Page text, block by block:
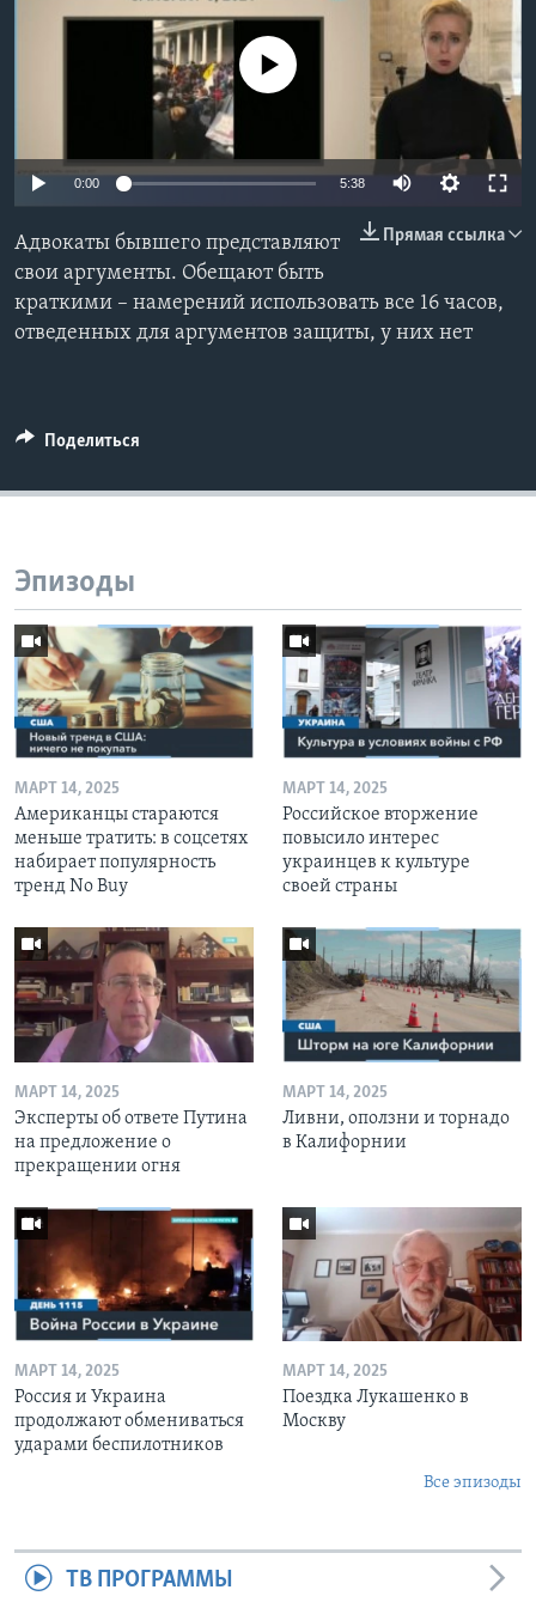
Learning English
СОЦИАЛЬНЫЕ СЕТИ
No media source currently available
0:00 5:38
Прямая ссылка
Адвокаты бывшего представляют
свои аргументы. Обещают быть
краткими – намерений использовать все 16 часов,
отведенных для аргументов защиты, у них нет
Поделиться
Эпизоды
МАРТ 14, 2025
Американцы стараются
меньше тратить: в соцсетях
набирает популярность
тренд No Buy
МАРТ 14, 2025
Российское вторжение
повысило интерес
украинцев к культуре
своей страны
МАРТ 14, 2025
Эксперты об ответе Путина
на предложение о
прекращении огня
МАРТ 14, 2025
Ливни, оползни и торнадо
в Калифорнии
МАРТ 14, 2025
Россия и Украина
продолжают обмениваться
ударами беспилотников
МАРТ 14, 2025
Поездка Лукашенко в
Москву
Все эпизоды
ТВ ПРОГРАММЫ